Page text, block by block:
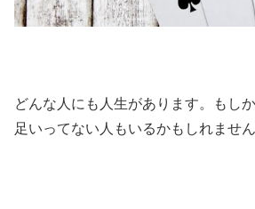
どんな人にも人生があります。もし
足いってない人もいるかもしれません